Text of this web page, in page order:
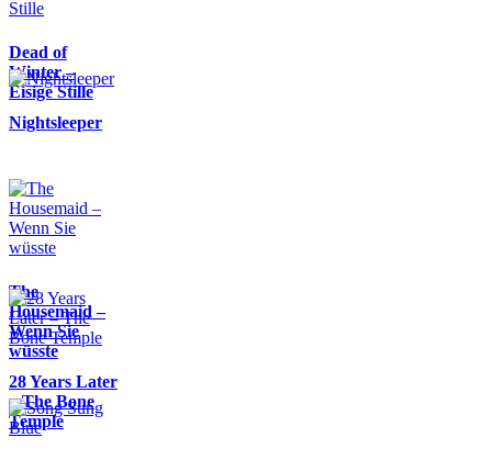
Dead of
Winter –
Eisige Stille
Nightsleeper
The
Housemaid –
Wenn Sie
wüsste
28 Years Later
– The Bone
Temple